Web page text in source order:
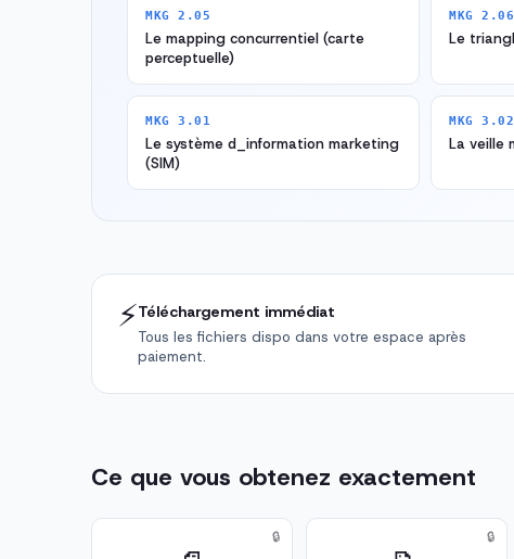
MKG 2.05
Le mapping concurrentiel (carte
perceptuelle)
MKG 2.06
Le
MKG 3.01
Le système d_information marketing
(SIM)
MKG 3.02
La veille
⚡Téléchargement immédiat
Tous les fichiers dispo dans votre espace après
paiement.
Ce que vous obtenez exactement
🔒 🔒